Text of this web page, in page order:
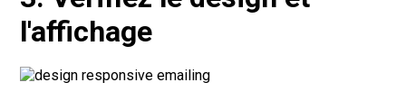
l'affichage